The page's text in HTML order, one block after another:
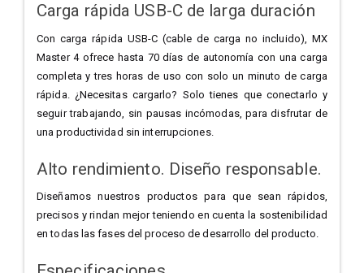
Carga rápida USB-C de larga duración
Con carga rápida USB-C (cable de carga no incluido), MX
Master 4 ofrece hasta 70 días de autonomía con una carga
completa y tres horas de uso con solo un minuto de carga
rápida. ¿Necesitas cargarlo? Solo tienes que conectarlo y
seguir trabajando, sin pausas incómodas, para disfrutar de
una productividad sin interrupciones.
Alto rendimiento. Diseño responsable.
Diseñamos nuestros productos para que sean rápidos,
precisos y rindan mejor teniendo en cuenta la sostenibilidad
en todas las fases del proceso de desarrollo del producto.